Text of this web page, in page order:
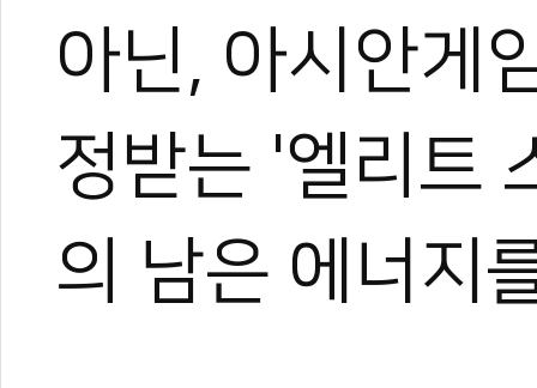
아닌, 아시안게
정받는 '엘리트
의 남은 에너지